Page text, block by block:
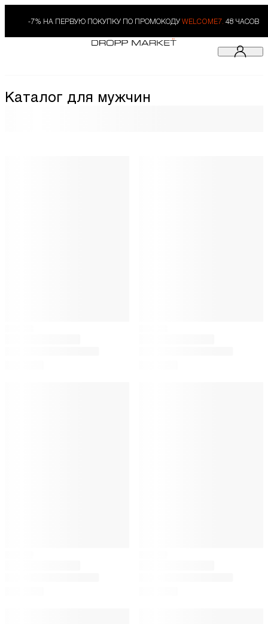
-7% НА ПЕРВУЮ ПОКУПКУ ПО ПРОМОКОДУ WELCOME7. 48 ЧАСОВ
Каталог для мужчин